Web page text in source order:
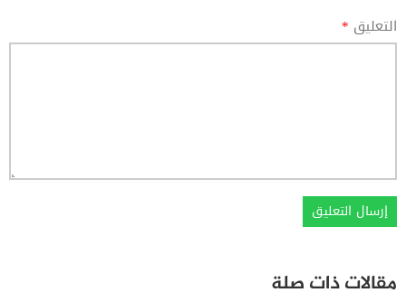
التعليق *
مقالات ذات صلة